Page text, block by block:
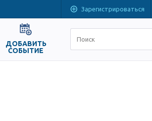
Зарегистрироваться
ДОБАВИТЬ
СОБЫТИЕ